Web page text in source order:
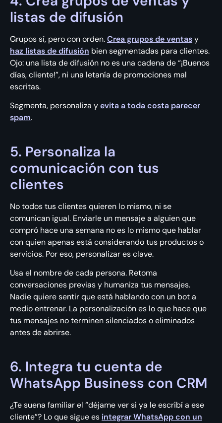
listas de difusión
Grupos sí, pero con orden.Crea grupos de ventasy
haz listas de difusión bien segmentadas para clientes.
Ojo: una lista de difusión no es una cadena de “¡Buenos
días, cliente!”, ni una letanía de promociones mal
escritas.
Segmenta, personaliza yevita a toda costa parecer
spam.
5. Personaliza la
comunicación con tus
clientes
No todos tus clientes quieren lo mismo, ni se
comunican igual. Enviarle un mensaje a alguien que
compró hace una semana no es lo mismo que hablar
con quien apenas está considerando tus productos o
servicios. Por eso, personalizar es clave.
Usa el nombre de cada persona. Retoma
conversaciones previas y humaniza tus mensajes.
Nadie quiere sentir que está hablando con un bot a
medio entrenar. La personalización es lo que hace que
tus mensajes no terminen silenciados o eliminados
antes de abrirse.
6. Integra tu cuenta de
WhatsApp Business con CRM
¿Te suena familiar el “déjame ver si ya le escribí a ese
cliente”? Lo que sigue es integrar WhatsApp con un